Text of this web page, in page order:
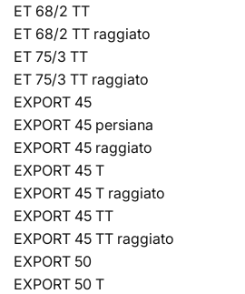
ET 68/2 TT
ET 68/2 TT raggiato
ET 75/3 TT
ET 75/3 TT raggiato
EXPORT 45
EXPORT 45 persiana
EXPORT 45 raggiato
EXPORT 45 T
EXPORT 45 T raggiato
EXPORT 45 TT
EXPORT 45 TT raggiato
EXPORT 50
EXPORT 50 T